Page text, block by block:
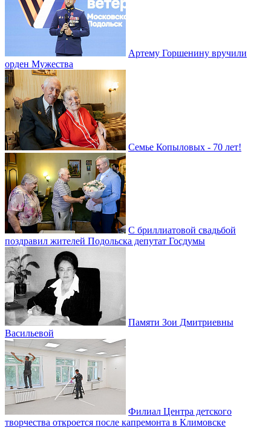
Артему Горшенину вручили
орден Мужества
Семье Копыловых - 70 лет!
С бриллиатовой свадьбой
поздравил жителей Подольска депутат Госдумы
Памяти Зои Дмитриевны
Васильевой
Филиал Центра детского
творчества откроется после капремонта в Климовске